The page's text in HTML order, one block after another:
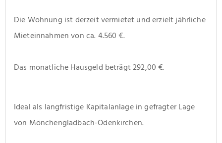
Die Wohnung ist derzeit vermietet und erzielt jährliche
Mieteinnahmen von ca. 4.560 €.
Das monatliche Hausgeld beträgt 292,00 €.
Ideal als langfristige Kapitalanlage in gefragter Lage
von Mönchengladbach-Odenkirchen.